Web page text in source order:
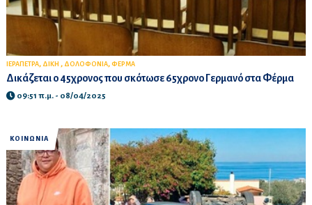
ΙΕΡΑΠΕΤΡΑ, ΔΙΚΗ , ΔΟΛΟΦΟΝΙΑ, ΦΕΡΜΑ
Δικάζεται ο 45χρονος που σκότωσε 65χρονο Γερμανό στα Φέρμα
09:51 π.μ. - 08/04/2025
ΚΟΙΝΩΝΙΑ